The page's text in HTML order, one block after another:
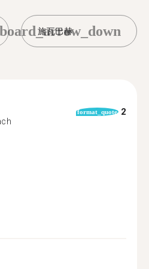
施瓦巴赫
format_quote 2